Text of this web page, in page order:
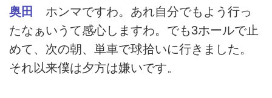
奥田
ホンマですわ。あれ自分でもよう行っ
たなぁいうて感心しますわ。でも3ホールで止
めて、次の朝、単車で球拾いに行きました。
それ以来僕は夕方は嫌いです。